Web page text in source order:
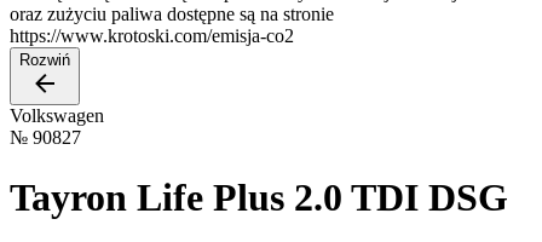
oraz zużyciu paliwa dostępne są na stronie
https://www.krotoski.com/emisja-co2
Rozwiń
Volkswagen
№ 90827
Tayron Life Plus 2.0 TDI DSG